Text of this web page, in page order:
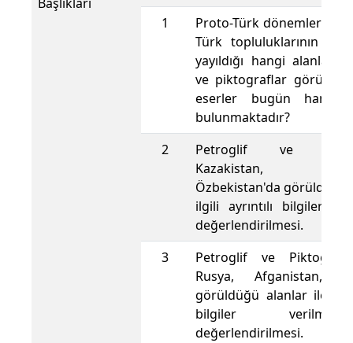
1
Proto-Türk
Türk topluluklarının ve
yayıldığı hangi
ve piktograflar
eserler bugün hangi
bulunmaktadır?
2
Petroglif ve
Kazakistan,
Özbekistan'da görüldüğü
ilgili ayrıntılı bilgiler
değerlendirilmesi.
3
Petroglif ve
Rusya, Afganistan,
görüldüğü alanlar ile ilgili
bilgiler
değerlendirilmesi.